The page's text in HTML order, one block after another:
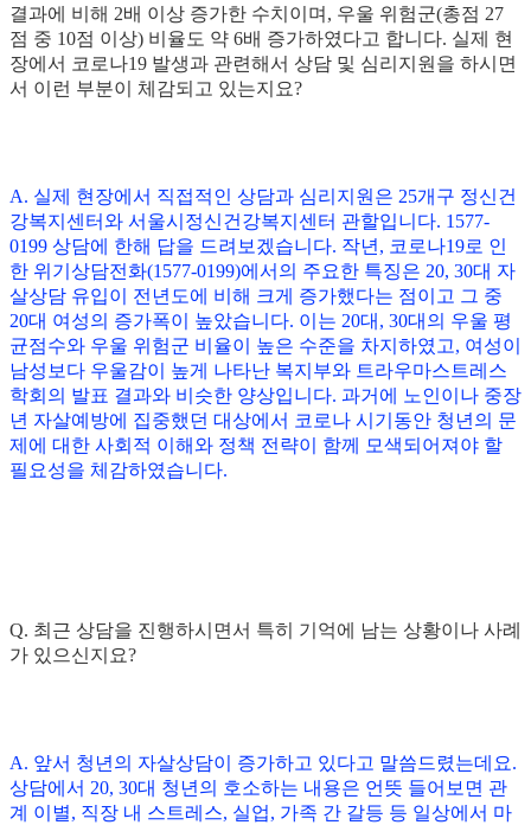
결과에 비해 2배 이상 증가한 수치이며, 우울 위험군(총점 27
점 중 10점 이상) 비율도 약 6배 증가하였다고 합니다. 실제 현
장에서 코로나19 발생과 관련해서 상담 및 심리지원을 하시면
서 이런 부분이 체감되고 있는지요?
A. 실제 현장에서 직접적인 상담과 심리지원은 25개구 정신건
강복지센터와 서울시정신건강복지센터 관할입니다. 1577-
0199 상담에 한해 답을 드려보겠습니다. 작년, 코로나19로 인
한 위기상담전화(1577-0199)에서의 주요한 특징은 20, 30대 자
살상담 유입이 전년도에 비해 크게 증가했다는 점이고 그 중
20대 여성의 증가폭이 높았습니다. 이는 20대, 30대의 우울 평
균점수와 우울 위험군 비율이 높은 수준을 차지하였고, 여성이
남성보다 우울감이 높게 나타난 복지부와 트라우마스트레스
학회의 발표 결과와 비슷한 양상입니다. 과거에 노인이나 중장
년 자살예방에 집중했던 대상에서 코로나 시기동안 청년의 문
제에 대한 사회적 이해와 정책 전략이 함께 모색되어져야 할
필요성을 체감하였습니다.
Q. 최근 상담을 진행하시면서 특히 기억에 남는 상황이나 사례
가 있으신지요?
A. 앞서 청년의 자살상담이 증가하고 있다고 말씀드렸는데요.
상담에서 20, 30대 청년의 호소하는 내용은 언뜻 들어보면 관
계 이별, 직장 내 스트레스, 실업, 가족 간 갈등 등 일상에서 마